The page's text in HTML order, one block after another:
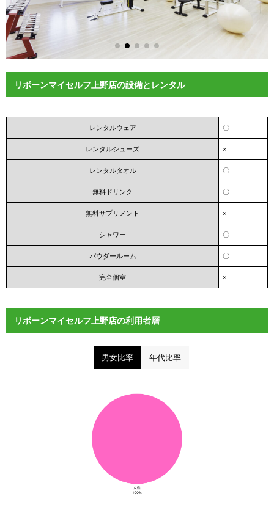
リボーンマイセルフ上野店の設備とレンタル
レンタルウェア 〇
レンタルシューズ ×
レンタルタオル 〇
無料ドリンク 〇
無料サプリメント ×
シャワー 〇
パウダールーム 〇
完全個室 ×
リボーンマイセルフ上野店の利用者層
男女比率 年代比率